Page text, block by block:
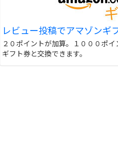
レビュー投稿でアマゾンギ
２０ポイントが加算。１０００ポ
ギフト券と交換できます。